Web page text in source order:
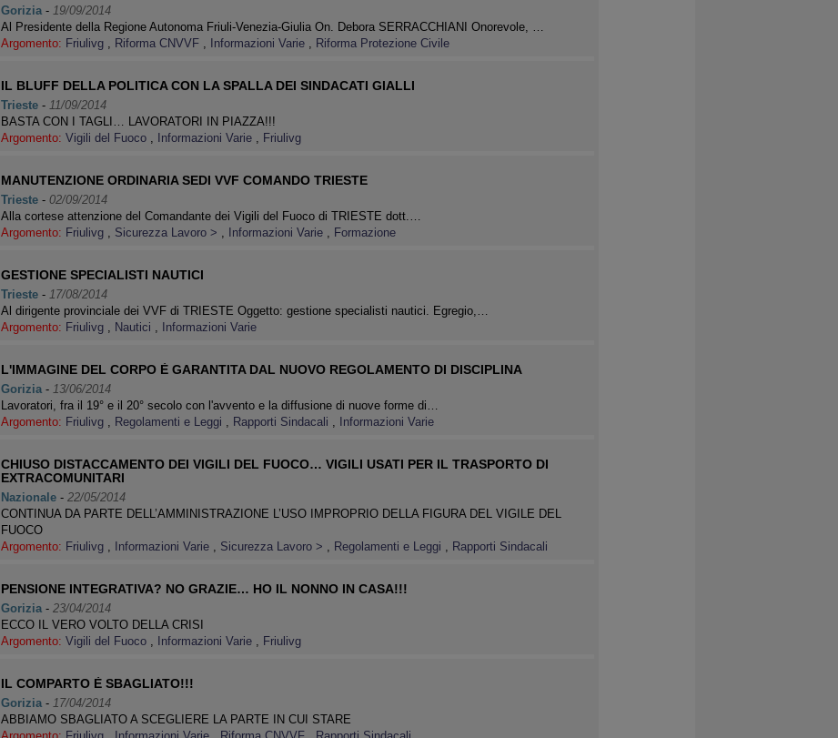
Gorizia- 19/09/2014
Al Presidente della Regione Autonoma Friuli-Venezia-Giulia On. Debora SERRACCHIANI Onorevole, …
Argomento: Friulivg , Riforma CNVVF , Informazioni Varie , Riforma Protezione Civile
IL BLUFF DELLA POLITICA CON LA SPALLA DEI SINDACATI GIALLI
Trieste- 11/09/2014
BASTA CON I TAGLI… LAVORATORI IN PIAZZA!!!
Argomento: Vigili del Fuoco , Informazioni Varie , Friulivg
MANUTENZIONE ORDINARIA SEDI VVF COMANDO TRIESTE
Trieste- 02/09/2014
Alla cortese attenzione del Comandante dei Vigili del Fuoco di TRIESTE dott.…
Argomento: Friulivg , Sicurezza Lavoro > , Informazioni Varie , Formazione
GESTIONE SPECIALISTI NAUTICI
Trieste- 17/08/2014
Al dirigente provinciale dei VVF di TRIESTE Oggetto: gestione specialisti nautici. Egregio,…
Argomento: Friulivg , Nautici , Informazioni Varie
L'IMMAGINE DEL CORPO È GARANTITA DAL NUOVO REGOLAMENTO DI DISCIPLINA
Gorizia- 13/06/2014
Lavoratori, fra il 19° e il 20° secolo con l'avvento e la diffusione di nuove forme di…
Argomento: Friulivg , Regolamenti e Leggi , Rapporti Sindacali , Informazioni Varie
CHIUSO DISTACCAMENTO DEI VIGILI DEL FUOCO… VIGILI USATI PER IL TRASPORTO DI
EXTRACOMUNITARI
Nazionale- 22/05/2014
CONTINUA DA PARTE DELL’AMMINISTRAZIONE L’USO IMPROPRIO DELLA FIGURA DEL VIGILE DEL
FUOCO
Argomento: Friulivg , Informazioni Varie , Sicurezza Lavoro > , Regolamenti e Leggi , Rapporti Sindacali
PENSIONE INTEGRATIVA? NO GRAZIE… HO IL NONNO IN CASA!!!
Gorizia- 23/04/2014
ECCO IL VERO VOLTO DELLA CRISI
Argomento: Vigili del Fuoco , Informazioni Varie , Friulivg
IL COMPARTO È SBAGLIATO!!!
Gorizia- 17/04/2014
ABBIAMO SBAGLIATO A SCEGLIERE LA PARTE IN CUI STARE